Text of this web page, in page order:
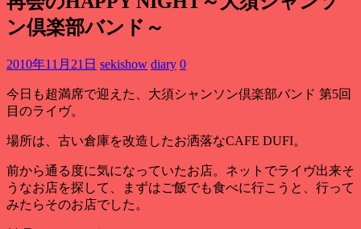
ン倶楽部バンド～
2010年11月21日 sekishow diary 0
今日も超満席で迎えた、大須シャンソン倶楽部バンド 第5回
目のライヴ。
場所は、古い倉庫を改造したお洒落なCAFE DUFI。
前から通る度に気になっていたお店。ネットでライヴ出来そ
うなお店を探して、まずはご飯でも食べに行こうと、行って
みたらそのお店でした。